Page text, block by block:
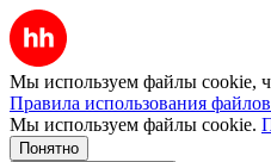
Мы используем файлы cookie,
Правила использования
Мы используем файлы cookie.
Понятно